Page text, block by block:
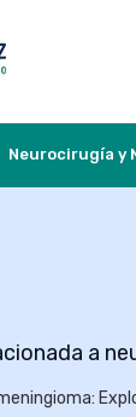
Neurocirugía y
a